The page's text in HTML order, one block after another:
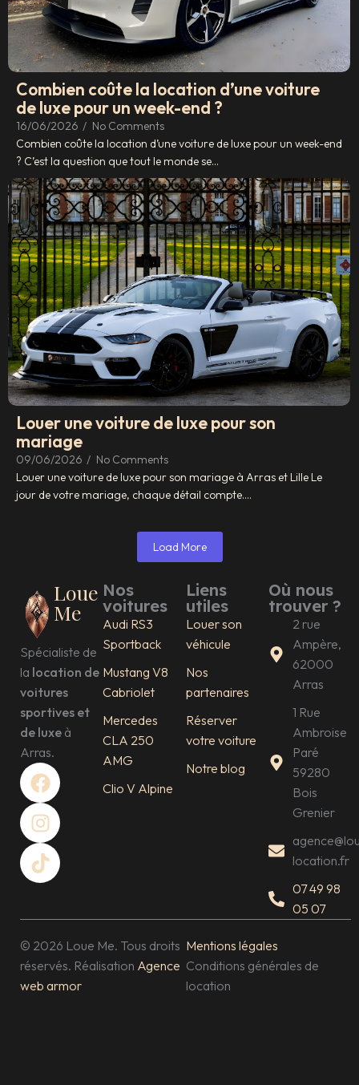
Combien coûte la location d’une voiture
de luxe pour un week-end ?
16/06/2026 / No Comments
Combien coûte la location d’une voiture de luxe pour un week-end
? C’est la question que tout le monde se...
Louer une voiture de luxe pour son
mariage
09/06/2026 / No Comments
Louer une voiture de luxe pour son mariage à Arras et Lille Le
jour de votre mariage, chaque détail compte....
Load More
Loue
Me
Spécialiste de
la location de
voitures
sportives et
de luxe à
Arras.
F
a
c
e
b
o
k
I
n
s
t
a
g
a
T
i
k
t
o
k
Nos
voitures
Audi RS3
Sportback
Mustang V8
Cabriolet
Mercedes
CLA 250
AMG
Clio V Alpine
Liens
utiles
Louer son
véhicule
Nos
partenaires
Réserver
votre voiture
Notre blog
Où nous
trouver ?
2 rue
Ampère,
62000
Arras
1 Rue
Ambroise
Paré
59280
Bois
Grenier
location.fr
07 49 98
05 07
© 2026 Loue Me. Tous droits
réservés. Réalisation Agence
web armor
Mentions légales
Conditions générales de
location